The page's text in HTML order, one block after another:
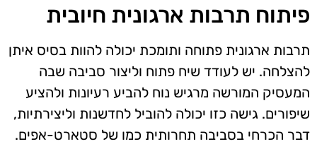
פיתוח תרבות ארגונית חיובית
תרבות ארגונית פתוחה ותומכת יכולה להוות בסיס איתן
להצלחה. יש לעודד שיח פתוח וליצור סביבה שבה
המעסיק המורשה מרגיש נוח להביע רעיונות ולהציע
שיפורים. גישה כזו יכולה להוביל לחדשנות וליצירתיות,
דבר הכרחי בסביבה תחרותית כמו של סטארט-אפים.